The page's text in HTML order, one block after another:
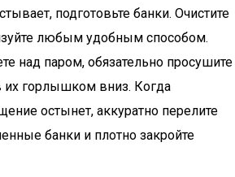
подготовьте банки. Очистите
любым удобным способом.
над паром, обязательно просушите
их горлышком вниз. Когда
остынет, аккуратно перелите
банки и плотно закройте